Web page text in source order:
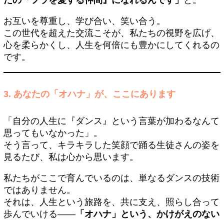
お互いを尊重し、学び合い、笑い合う。
この世代を超えた交流こそが、私たちの視野を広げ、
心を柔らかくし、人生を何倍にも豊かにしてくれるの
です。
3. あなたの「オハナ」が、ここにあります
「自分の人生に『ダンス』という言葉が加わるなんて
思ってもいなかった」。
そう言って、キラキラした笑顔で踊る生徒さんの姿を
見るたび、私は心から思います。
私たちがここで育んでいるのは、単なるダンスの技術
ではありません。
それは、人生という旅路を、共に支え、照らし合って
歩んでいける—— 「オハナ」という、かけがえのない